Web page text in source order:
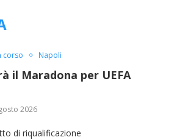
corso Napoli
il Maradona per UEFA
2026
di riqualificazione